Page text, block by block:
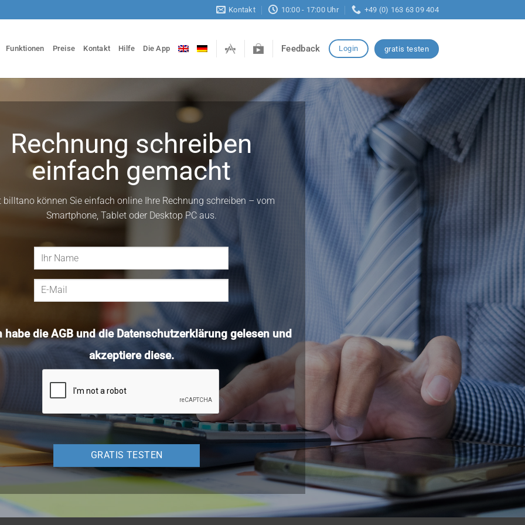
Kontakt 10:00 - 17:00 Uhr +49 (0) 163 63 09 404
Funktionen Preise Kontakt Hilfe Die App Feedback Login gratis testen
Rechnung schreiben
einfach gemacht
billtano können Sie einfach online Ihre Rechnung schreiben – vom
Smartphone, Tablet oder Desktop PC aus.
habe dieAGBund die Datenschutzerklärunggelesen und
akzeptiere diese.